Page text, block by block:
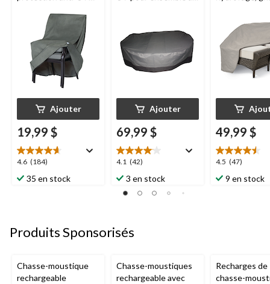
empilable, gris, 27 x
28 x 31 po
Ajouter
19,99 $
4.6 (184)
4.6
étoile(s)
sur
35 en stock
Ajouter
69,99 $
4.1 (42)
4.1
étoile(s)
sur
5.
3 en stock
49,99 $
4.5 (47)
4.5
étoile(s)
sur
9 en stock
Produits Sponsorisés
Chasse-moustique
rechargeable
Chasse-moustiques
rechargeable avec
Recharges de
chasse-